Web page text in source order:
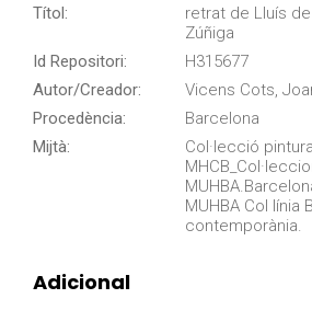
Títol:
retrat de Lluís
Zúñiga
Id Repositori:
H315677
Autor/Creador:
Vicens Cots,
Procedència:
Barcelona
Mijtà:
Col·lecció
MUHBA Col línia
contemporània.
Adicional